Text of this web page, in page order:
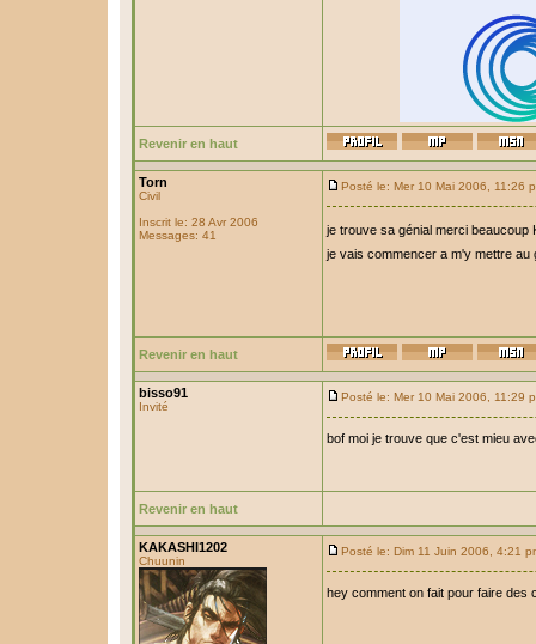
Revenir en haut
Torn
Civil
Inscrit le: 28 Avr 2006
Messages: 41
Posté le: Mer 10 Mai 2006, 11:26
je trouve sa génial merci beaucoup
je vais commencer a m'y mettre au
Revenir en haut
bisso91
Invité
Posté le: Mer 10 Mai 2006, 11:29
bof moi je trouve que c'est mieu
Revenir en haut
KAKASHI1202
Chuunin
Posté le: Dim 11 Juin 2006, 4:21
hey comment on fait pour faire